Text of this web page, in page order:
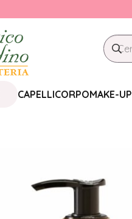
CAPELLICORPOMAKE-UP